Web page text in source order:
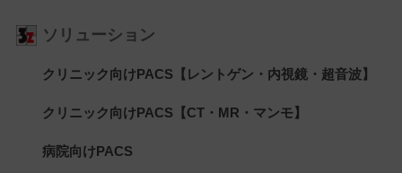
ソリューション
クリニック向けPACS【レントゲン・内視鏡・超音波】
クリニック向けPACS【CT・MR・マンモ】
病院向けPACS